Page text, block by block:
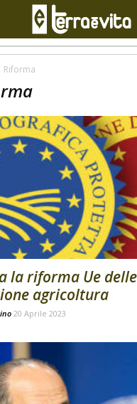
Riforma
la riforma Ue
agricoltura
20 Aprile 2023